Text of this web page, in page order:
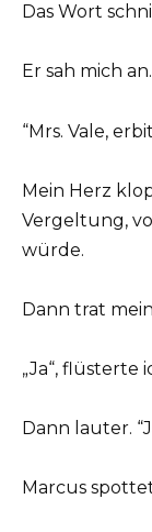
Das Wort
Er sah mich an.
“Mrs. Vale,
Mein Herz
Vergeltung,
würde.
Dann trat
„Ja“, flüsterte
Dann lauter.
Marcus